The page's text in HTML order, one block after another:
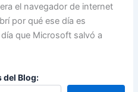
el navegador de internet
por qué ese día es
que Microsoft salvó a
del Blog: